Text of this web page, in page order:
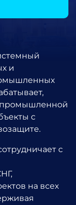
и
промышленной
с
с
на всех